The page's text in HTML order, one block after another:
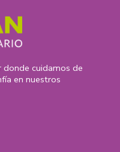
donde cuidamos de
en nuestros